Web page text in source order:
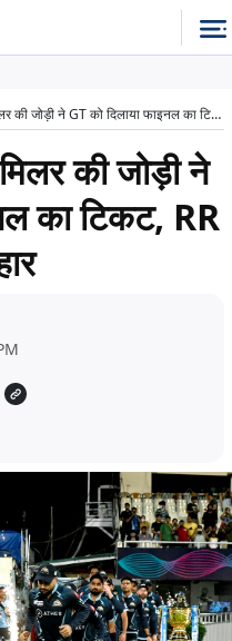
ने GT को दिलाया फाइनल का टिकट, RR को मिली 7 विकेट से हार
की जोड़ी ने
का टिकट, RR